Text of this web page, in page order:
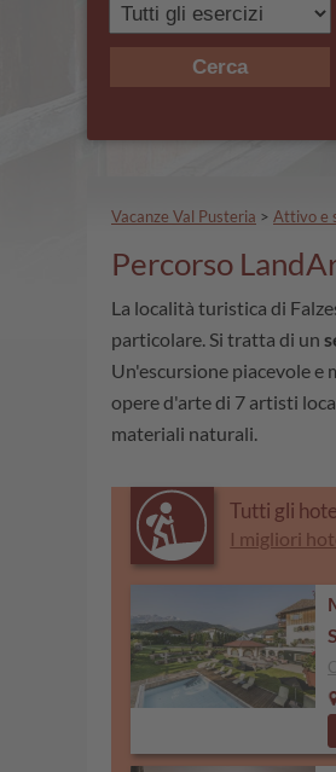
Cerca
Vacanze Val Pusteria > Attivo e
Percorso
La località turistica di
particolare. Si tratta di un
Un'escursione piacevole
opere d'arte di 7 artisti
materiali naturali.
Tutti gli
I migliori